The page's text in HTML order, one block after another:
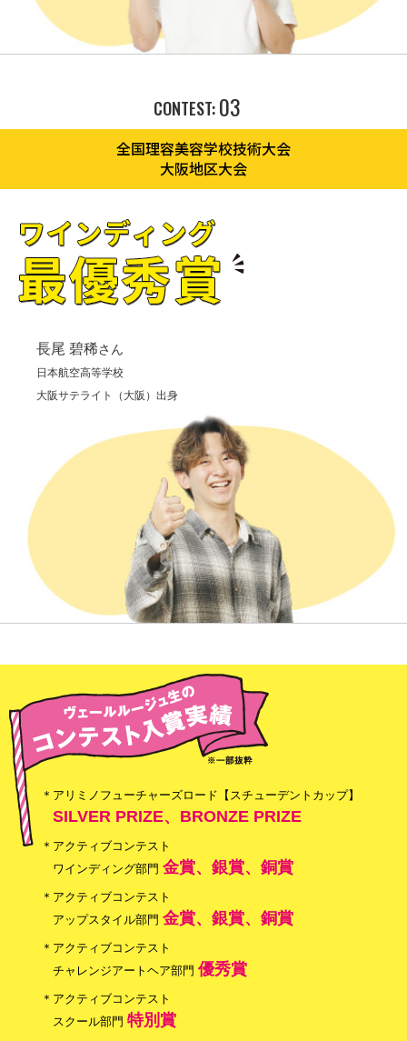
CONTEST:03
全国理容美容学校技術大会
大阪地区大会
長尾 碧稀さん
日本航空高等学校
大阪サテライト（大阪）出身
＊アリミノフューチャーズロード【スチューデントカップ】
SILVER PRIZE、BRONZE PRIZE
＊アクティブコンテスト
ワインディング部門 金賞、銀賞、銅賞
＊アクティブコンテスト
アップスタイル部門 金賞、銀賞、銅賞
＊アクティブコンテスト
チャレンジアートヘア部門 優秀賞
＊アクティブコンテスト
スクール部門 特別賞